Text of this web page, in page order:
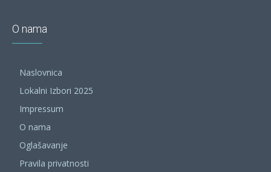
O nama
Naslovnica
Lokalni Izbori 2025
Impressum
O nama
Oglašavanje
Pravila privatnosti